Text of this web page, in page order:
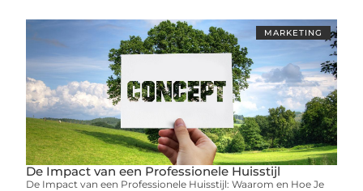
MARKETING
De Impact van een Professionele Huisstijl
De Impact van een Professionele Huisstijl: Waarom en Hoe Je